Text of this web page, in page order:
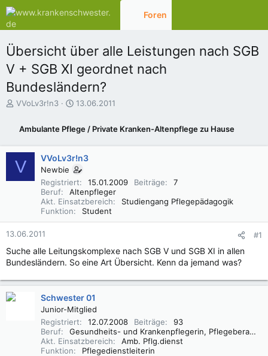
Foren
Übersicht über alle Leistungen nach SGB
V + SGB XI geordnet nach
Bundesländern?
E
e
l
VVoLv3r!n3
E
t
e
l
l
t
a
m
13.06.2011
Ambulante Pflege / Private Kranken-Altenpflege zu Hause
V VVoLv3r!n3
Newbie
Registriert
15.01.2009 Beiträge
7
Beruf
Altenpfleger
Akt. Einsatzbereich
Studiengang Pflegepädagogik
Funktion
Student
13.06.2011 #1
Suche alle Leitungskomplexe nach SGB V und SGB XI in allen
Bundesländern. So eine Art Übersicht. Kenn da jemand was?
Schwester 01
Junior-Mitglied
Registriert
12.07.2008 Beiträge
93
Beruf
Gesundheits- und Krankenpflegerin, Pflegeberaterin
Akt. Einsatzbereich
Amb. Pflg.dienst
Funktion
Pflegedienstleiterin